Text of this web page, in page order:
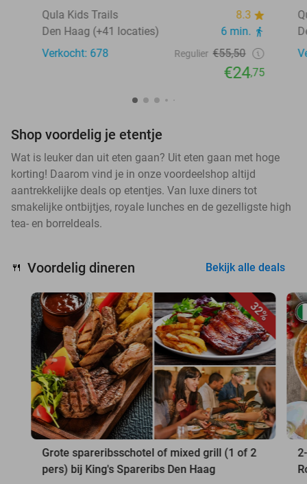
Qula Kids Trails
8.3
Den Haag (+41 locaties)
6 min.
Verkocht: 678
Regulier €55,50
€24,75
Shop voordelig je etentje
Wat is leuker dan uit eten gaan? Uit eten gaan met hoge
korting! Daarom vind je in onze voordeelshop altijd
aantrekkelijke deals op etentjes. Van luxe diners tot
smakelijke ontbijtjes, royale lunches en de gezelligste high
tea- en borreldeals.
🍴 Voordelig dineren Bekijk alle deals
32%
Grote spareribsschotel of mixed grill (1 of 2
pers) bij King's Spareribs Den Haag